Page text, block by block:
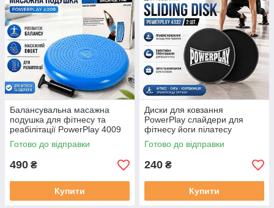
Балансувальна масажна
подушка для фітнесу та
реабілітації PowerPlay 4009
Balance Pad Синя
Готово до відправки
490 ₴
Купити
Диски для ковзання
PowerPlay слайдери для
фітнесу йоги пілатесу
функціональних тренувань
Готово до відправки
240 ₴
Купити